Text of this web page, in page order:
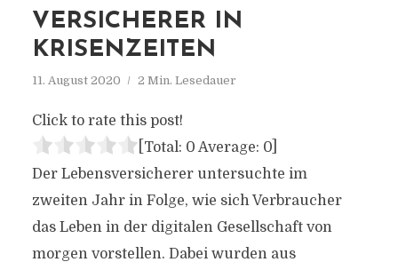
VERSICHERER IN
KRISENZEITEN
11. August 2020 2 Min. Lesedauer
Click to rate this post!
[Total: 0 Average: 0]
Der Lebensversicherer untersuchte im
zweiten Jahr in Folge, wie sich Verbraucher
das Leben in der digitalen Gesellschaft von
morgen vorstellen. Dabei wurden aus